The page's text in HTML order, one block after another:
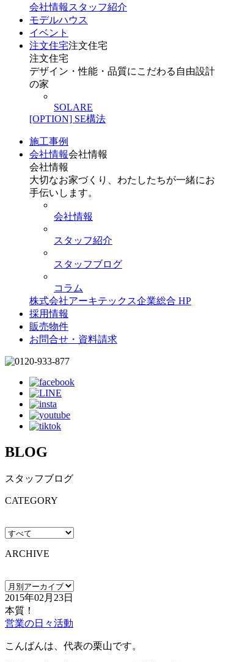
会社情報 スタッフ紹介
モデルハウス
イベント
注文住宅注文住宅
注文住宅
デザイン・性能・品質にこだわる自由設計
の家
SOLARE
[OPTION] SE構法
施工事例
会社情報会社情報
会社情報
大切なお家づくり、わたしたちが一緒にお
手伝いします。
会社情報
スタッフ紹介
スタッフブログ
コラム
株式会社アーキテックス企業総合 HP
採用情報
販売物件
お問合せ・資料請求
BLOG
スタッフブログ
CATEGORY
ARCHIVE
2015年02月23日
本質！
営業の日々活動
こんばんは、代表の栗山です。